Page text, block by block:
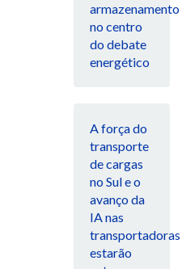
armazenamento
no centro
do debate
energético
A força do
transporte
de cargas
no Sul e o
avanço da
IA nas
transportadoras
estarão